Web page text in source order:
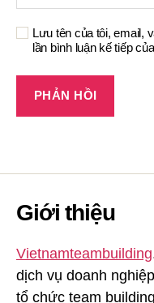
Lưu tên của tôi, email,
lần bình luận kế tiếp
Giới thiệu
Vietnamteambuilding
dịch vụ doanh
tổ chức team